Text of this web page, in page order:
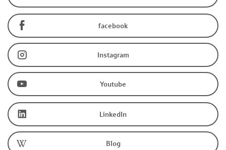
facebook
Instagram
Youtube
LinkedIn
Blog